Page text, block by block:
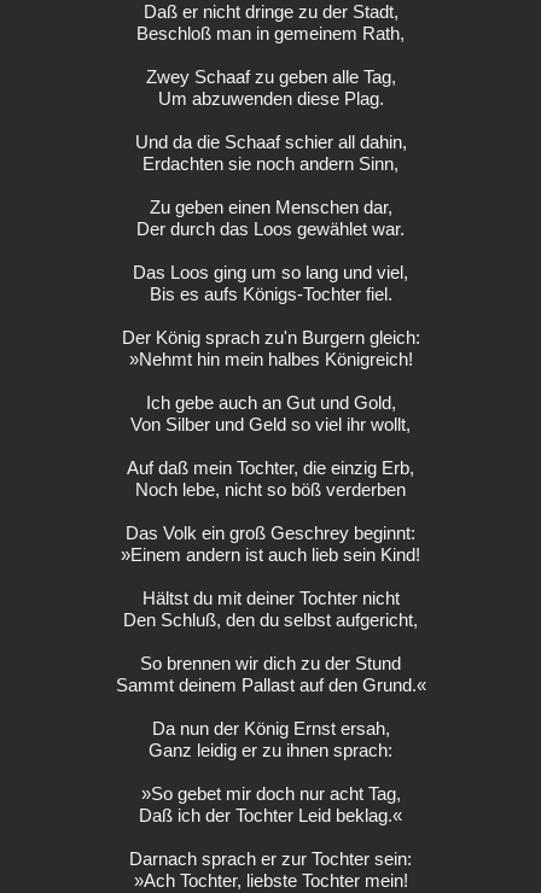
Daß er nicht dringe zu der Stadt,
Beschloß man in gemeinem Rath,
Zwey Schaaf zu geben alle Tag,
Um abzuwenden diese Plag.
Und da die Schaaf schier all dahin,
Erdachten sie noch andern Sinn,
Zu geben einen Menschen dar,
Der durch das Loos gewählet war.
Das Loos ging um so lang und viel,
Bis es aufs Königs-Tochter fiel.
Der König sprach zu'n Burgern gleich:
»Nehmt hin mein halbes Königreich!
Ich gebe auch an Gut und Gold,
Von Silber und Geld so viel ihr wollt,
Auf daß mein Tochter, die einzig Erb,
Noch lebe, nicht so böß verderben
Das Volk ein groß Geschrey beginnt:
»Einem andern ist auch lieb sein Kind!
Hältst du mit deiner Tochter nicht
Den Schluß, den du selbst aufgericht,
So brennen wir dich zu der Stund
Sammt deinem Pallast auf den Grund.«
Da nun der König Ernst ersah,
Ganz leidig er zu ihnen sprach:
»So gebet mir doch nur acht Tag,
Daß ich der Tochter Leid beklag.«
Darnach sprach er zur Tochter sein:
»Ach Tochter, liebste Tochter mein!